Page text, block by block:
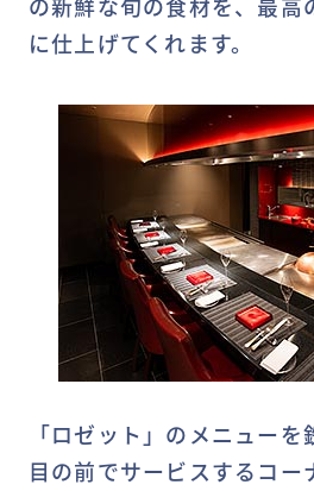
に仕上げてくれます。
「ロゼット」のメニュー
目の前でサービスするコー